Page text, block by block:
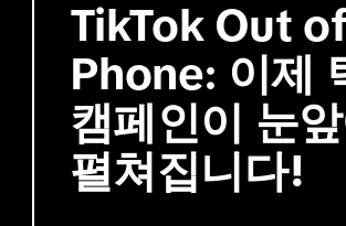
TikTok Out of
Phone: 이제
캠페인이 눈
펼쳐집니다!